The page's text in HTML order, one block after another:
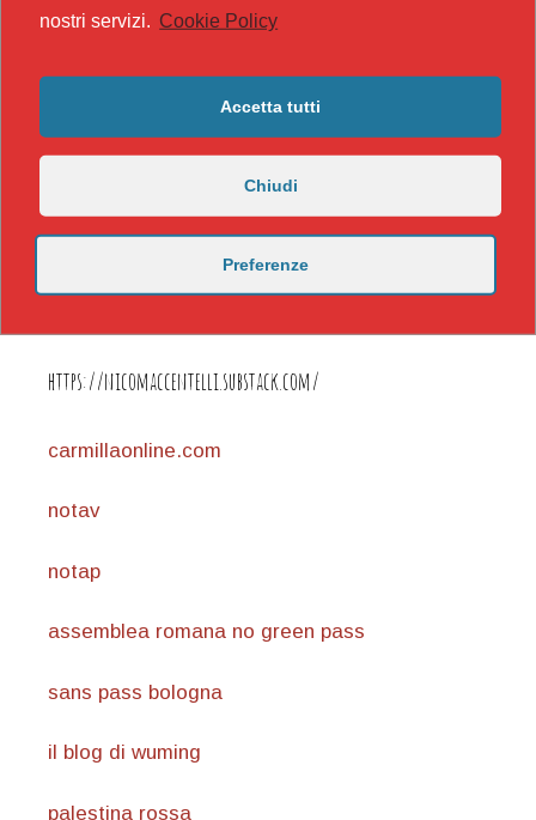
https://nicomaccentelli.substack.com/
carmillaonline.com
notav
notap
assemblea romana no green pass
sans pass bologna
il blog di wuming
palestina rossa
nostri servizi. Cookie Policy
Accetta tutti
Chiudi
Preferenze